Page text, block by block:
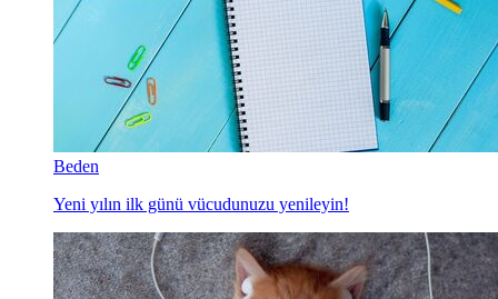
Beden
Yeni yılın ilk günü vücudunuzu yenileyin!